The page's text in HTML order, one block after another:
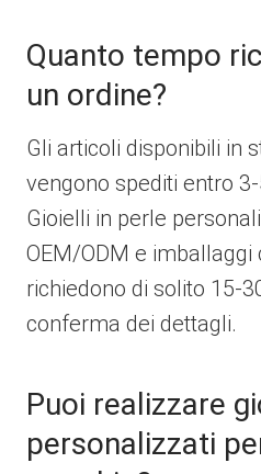
Quanto tempo
un ordine?
Gli articoli disponibili in
vengono spediti entro
Gioielli in perle
OEM/ODM e
richiedono di solito 15-
conferma dei dettagli.
Puoi realizzare
personalizzati